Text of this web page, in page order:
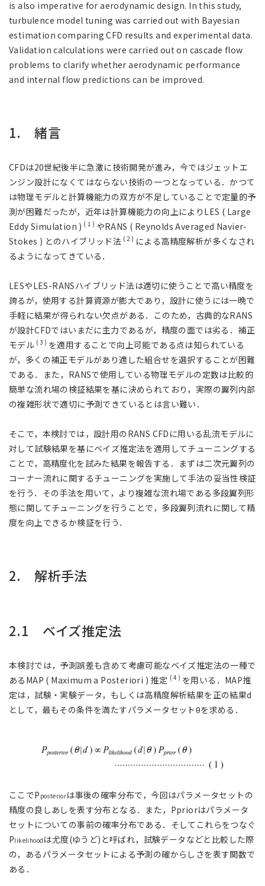
is also imperative for aerodynamic design. In this study,
turbulence model tuning was carried out with Bayesian
estimation comparing CFD results and experimental data.
Validation calculations were carried out on cascade flow
problems to clarify whether aerodynamic performance
and internal flow predictions can be improved.
1. 緒言
CFDは20世紀後半に急激に技術開発が進み，今ではジェットエ
ンジン設計になくてはならない技術の一つとなっている．かつて
は物理モデルと計算機能力の双方が不足していることで定量的予
測が困難だったが，近年は計算機能力の向上によりLES ( Large
Eddy Simulation ) ( 1 ) やRANS ( Reynolds Averaged Navier-
Stokes ) とのハイブリッド法 ( 2 ) による高精度解析が多くなされ
るようになってきている．
LESやLES-RANSハイブリッド法は適切に使うことで高い精度を
誇るが，使用する計算資源が膨大であり，設計に使うには一晩で
手軽に結果が得られない欠点がある．このため，古典的なRANS
が設計CFDではいまだに主力であるが，精度の面では劣る．補正
モデル ( 3 ) を適用することで向上可能である点は知られている
が，多くの補正モデルがあり適した組合せを選択することが困難
である．また，RANSで使用している物理モデルの定数は比較的
簡単な流れ場の検証結果を基に決められており，実際の翼列内部
の複雑形状で適切に予測できているとは言い難い．
そこで，本検討では，設計用のRANS CFDに用いる乱流モデルに
対して試験結果を基にベイズ推定法を適用してチューニングする
ことで，高精度化を試みた結果を報告する．まずは二次元翼列の
コーナー流れに関するチューニングを実施して手法の妥当性検証
を行う．その手法を用いて，より複雑な流れ場である多段翼列形
態に関してチューニングを行うことで，多段翼列流れに関して精
度を向上できるか検証を行う．
2. 解析手法
2.1 ベイズ推定法
本検討では，予測誤差も含めて考慮可能なベイズ推定法の一種で
あるMAP ( Maximum a Posteriori ) 推定 ( 4 ) を用いる．MAP推
定は，試験・実験データ，もしくは高精度解析結果を正の結果d
として，最もその条件を満たすパラメータセットθを求める．
ここでP posteriorは事後の確率分布で，今回はパラメータセットの
精度の良しあしを表す分布となる．また，Ppriorはパラメータ
セットについての事前の確率分布である．そしてこれらをつなぐ
Plikelihood は尤度(ゆうど)と呼ばれ，試験データなどと比較した際
の，あるパラメータセットによる予測の確からしさを表す関数で
ある．